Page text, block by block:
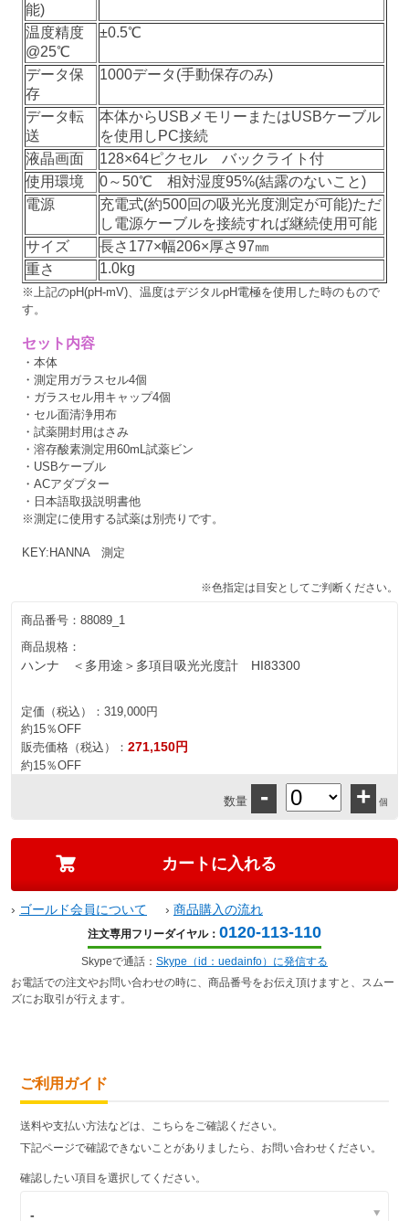
能)
温度精度
@25℃
±0.5℃
データ保
存
1000データ(手動保存のみ)
データ転
送
本体からUSBメモリーまたはUSBケーブル
を使用しPC接続
液晶画面
128×64ピクセル バックライト付
使用環境
0～50℃ 相対湿度95%(結露のないこと)
電源
充電式(約500回の吸光光度測定が可能)ただ
し電源ケーブルを接続すれば継続使用可能
サイズ
長さ177×幅206×厚さ97㎜
重さ
1.0kg
※上記のpH(pH-mV)、温度はデジタルpH電極を使用した時のもので
す。
セット内容
・本体
・測定用ガラスセル4個
・ガラスセル用キャップ4個
・セル面清浄用布
・試薬開封用はさみ
・溶存酸素測定用60mL試薬ビン
・USBケーブル
・ACアダプター
・日本語取扱説明書他
※測定に使用する試薬は別売りです。
KEY:HANNA 測定
※色指定は目安としてご判断ください。
商品番号： 88089_1
商品規格：
ハンナ ＜多用途＞多項目吸光光度計 HI83300
定価（税込）： 319,000円
約15％OFF
販売価格（税込）： 271,150円
約15％OFF
数量 - + 個
› ゴールド会員について › 商品購入の流れ
注文専用フリーダイヤル： 0120-113-110
Skypeで通話： Skype（id：uedainfo）に発信する
お電話での注文やお問い合わせの時に、商品番号をお伝え頂けますと、スムー
ズにお取引が行えます。
ご利用ガイド
送料や支払い方法などは、こちらをご確認ください。
下記ページで確認できないことがありましたら、お問い合わせください。
確認したい項目を選択してください。